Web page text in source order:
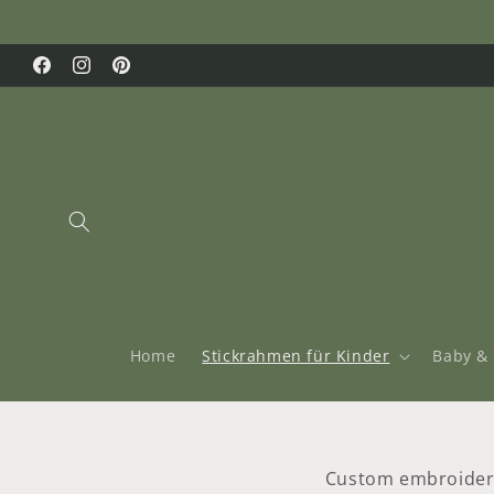
Inhalt
FacebookInstagramPinterest
Home Stickrahmen für Kinder Baby
Custom